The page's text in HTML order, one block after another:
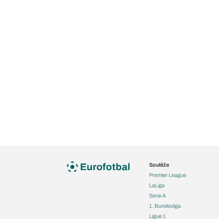
Soutěže
Premier League
LaLiga
Serie A
1. Bundesliga
Ligue 1